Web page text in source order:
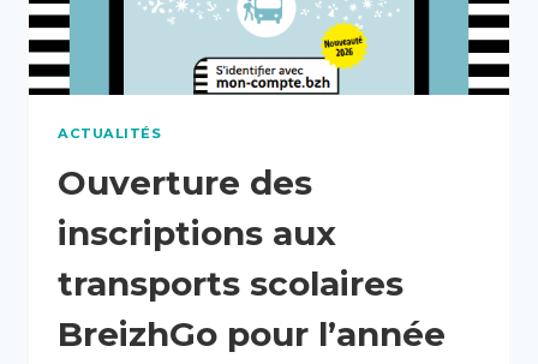
ACTUALITÉS
Ouverture des
inscriptions aux
transports scolaires
BreizhGo pour l’année